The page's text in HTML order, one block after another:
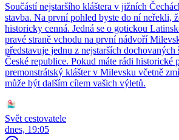
Součástí nejstaršího kláštera v jižních
stavba. Na první pohled byste do ní neřekli,
historicky cenná. Jedná se o gotickou
pravé straně vchodu na první nádvoří
představuje jednu z nejstarších
České republice. Pokud máte rádi historické
premonstrátský klášter v Milevsku včetně
může být dalším cílem vašich výletů.
Svět cestovatele
dnes, 19:05